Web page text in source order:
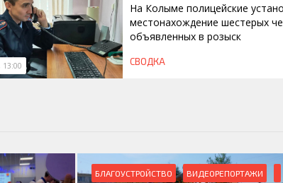
На Колыме полицейские
местонахождение шестерых
объявленных в розыск
СВОДКА
БЛАГОУСТРОЙСТВО ВИДЕОРЕПОРТАЖИ